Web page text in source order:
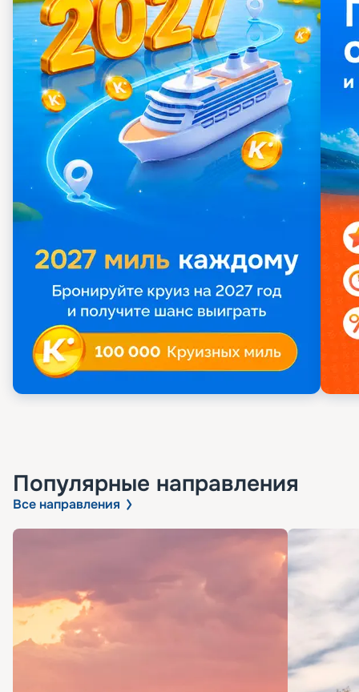
Популярные направления
Все направления